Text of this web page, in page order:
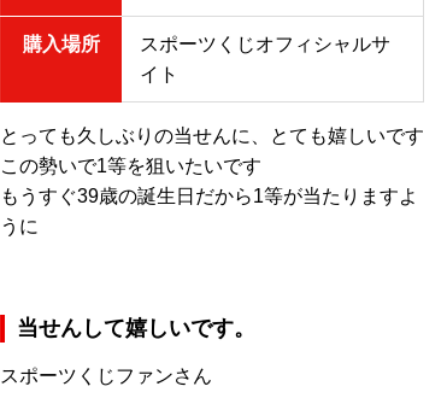
購入場所
スポーツくじオフィシャルサ
イト
とっても久しぶりの当せんに、とても嬉しいです
この勢いで1等を狙いたいです
もうすぐ39歳の誕生日だから1等が当たりますよ
うに
当せんして嬉しいです。
スポーツくじファンさん